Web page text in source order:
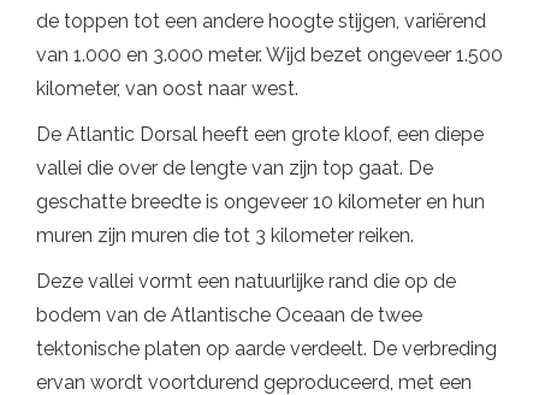
de toppen tot een andere hoogte stijgen, variërend
van 1.000 en 3.000 meter. Wijd bezet ongeveer 1.500
kilometer, van oost naar west.
De Atlantic Dorsal heeft een grote kloof, een diepe
vallei die over de lengte van zijn top gaat. De
geschatte breedte is ongeveer 10 kilometer en hun
muren zijn muren die tot 3 kilometer reiken.
Deze vallei vormt een natuurlijke rand die op de
bodem van de Atlantische Oceaan de twee
tektonische platen op aarde verdeelt. De verbreding
ervan wordt voortdurend geproduceerd, met een